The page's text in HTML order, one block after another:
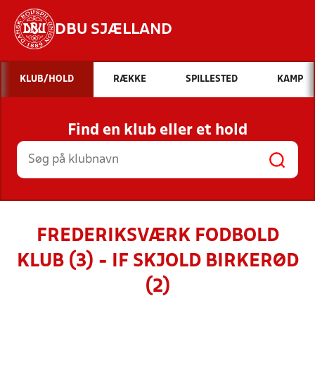
DBU SJÆLLAND
Hvad vil du søge efter?
INDHOLD OG NYHEDER
STILLINGER, RESULTATER, KLUBBER OG
HOLD
KLUB/HOLD RÆKKE SPILLESTED KAMP
Find en klub eller et hold
FREDERIKSVÆRK FODBOLD
KLUB (3) - IF SKJOLD BIRKERØD
(2)